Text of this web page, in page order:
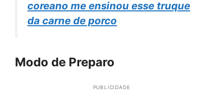
coreano me ensinou esse truque
da carne de porco
Modo de Preparo
PUBLICIDADE